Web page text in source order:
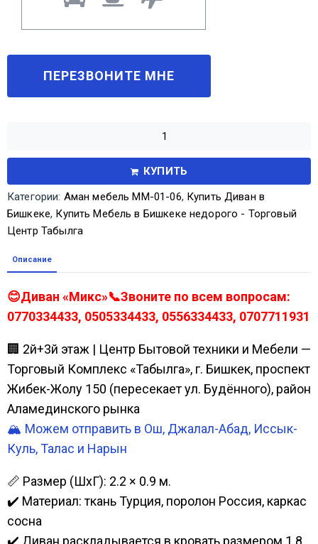
КУПИТЬ
Категории: Аман мебель ММ-01-06, Купить Диван в
Бишкеке, Купить Мебель в Бишкеке недорого - Торговый
Центр Табылга
Описание
😊Диван «Микс»📞Звоните по всем вопросам:
0770334433, 0505334433, 0556334433, 0707711931
🏢 2й+3й этаж | Центр Бытовой техники и Мебели —
Торговый Комплекс «Табылга», г. Бишкек, проспект
Жибек-Жолу 150 (пересекает ул. Будённого), район
Аламединского рынка
🏔️ Можем отправить в Ош, Джалал-Абад, Иссык-
Куль, Талас и Нарын
📏 Размер (ШхГ): 2.2 × 0.9 м.
✔️ Материал: ткань Турция, поролон Россия, каркас
сосна
✔️ Диван раскладывается в кровать размером 1.8